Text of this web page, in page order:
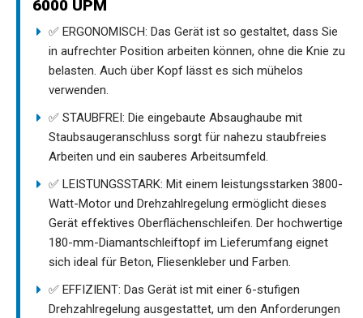
6000 UPM
✅ ERGONOMISCH: Das Gerät ist so gestaltet, dass Sie
in aufrechter Position arbeiten können, ohne die Knie zu
belasten. Auch über Kopf lässt es sich mühelos
verwenden.
✅ STAUBFREI: Die eingebaute Absaughaube mit
Staubsaugeranschluss sorgt für nahezu staubfreies
Arbeiten und ein sauberes Arbeitsumfeld.
✅ LEISTUNGSSTARK: Mit einem leistungsstarken 3800-
Watt-Motor und Drehzahlregelung ermöglicht dieses
Gerät effektives Oberflächenschleifen. Der hochwertige
180-mm-Diamantschleiftopf im Lieferumfang eignet
sich ideal für Beton, Fliesenkleber und Farben.
✅ EFFIZIENT: Das Gerät ist mit einer 6-stufigen
Drehzahlregelung ausgestattet, um den Anforderungen